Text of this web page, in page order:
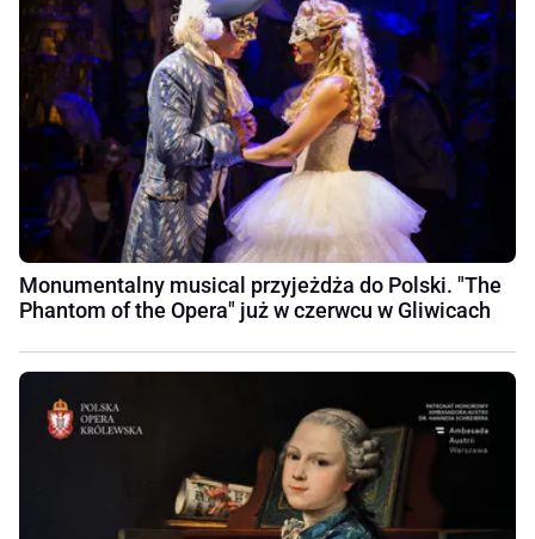
Monumentalny musical przyjeżdża do Polski. "The
Phantom of the Opera" już w czerwcu w Gliwicach